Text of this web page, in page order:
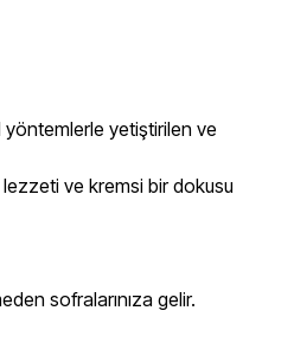
yöntemlerle yetiştirilen ve
ve kremsi bir dokusu
sofralarınıza gelir.